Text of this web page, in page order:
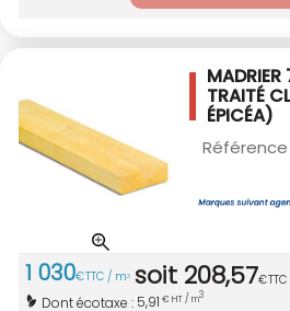
TRAITÉ
ÉPICÉA)
Référence
1 030€TTC / m3 soit 208,57€
Dont écotaxe : 5,91 € HT / m3